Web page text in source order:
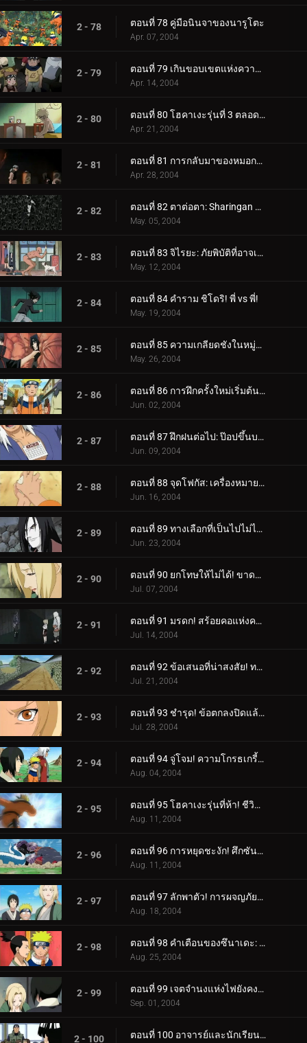
2 - 78 ตอนที่ 78 คู่มือนินจาของนารูโตะ
Apr. 07, 2004
2 - 79 ตอนที่ 79 เกินขอบเขตแห่งความมืดและแสงสว่าง
Apr. 14, 2004
2 - 80 ตอนที่ 80 โฮคาเงะรุ่นที่ 3 ตลอดกาล...
Apr. 21, 2004
2 - 81 ตอนที่ 81 การกลับมาของหมอกยามเช้า
Apr. 28, 2004
2 - 82 ตอนที่ 82 ตาต่อตา: Sharingan กับ Sharingan!
May. 05, 2004
2 - 83 ตอนที่ 83 จิไรยะ: ภัยพิบัติที่อาจเกิดขึ้นของนารูโตะ!
May. 12, 2004
2 - 84 ตอนที่ 84 คำราม ชิโดริ! พี่ vs พี่!
May. 19, 2004
2 - 85 ตอนที่ 85 ความเกลียดชังในหมู่อุจิวะ: คนสุดท้ายของเผ่า
May. 26, 2004
2 - 86 ตอนที่ 86 การฝึกครั้งใหม่เริ่มต้นขึ้น: ฉันจะเข้มแข็ง
Jun. 02, 2004
2 - 87 ตอนที่ 87 ฝึกฝนต่อไป: ป๊อปขึ้นบอลลูนน้ำ!
Jun. 09, 2004
2 - 88 ตอนที่ 88 จุดโฟกัส: เครื่องหมายของใบไม้
Jun. 16, 2004
2 - 89 ตอนที่ 89 ทางเลือกที่เป็นไปไม่ได้: ความเจ็บปวดในหัวใจของซึนาเดะ
Jun. 23, 2004
2 - 90 ตอนที่ 90 ยกโทษให้ไม่ได้! ขาดความเคารพโดยสิ้นเชิง!
Jul. 07, 2004
2 - 91 ตอนที่ 91 มรดก! สร้อยคอแห่งความตาย!
Jul. 14, 2004
2 - 92 ตอนที่ 92 ข้อเสนอที่น่าสงสัย! ทางเลือกของซึนาเดะ!
Jul. 21, 2004
2 - 93 ตอนที่ 93 ชำรุด! ข้อตกลงปิดแล้ว!
Jul. 28, 2004
2 - 94 ตอนที่ 94 จู่โจม! ความโกรธเกรี้ยวของ Rasengan!
Aug. 04, 2004
2 - 95 ตอนที่ 95 โฮคาเงะรุ่นที่ห้า! ชีวิตบนเส้น!
Aug. 11, 2004
2 - 96 ตอนที่ 96 การหยุดชะงัก! ศึกซันนิน!
Aug. 11, 2004
2 - 97 ตอนที่ 97 ลักพาตัว! การผจญภัยในบ่อน้ำพุร้อนของนารูโตะ!
Aug. 18, 2004
2 - 98 ตอนที่ 98 คำเตือนของซึนาเดะ: หมดนินจาแล้ว!
Aug. 25, 2004
2 - 99 ตอนที่ 99 เจตจำนงแห่งไฟยังคงเผาไหม้!
Sep. 01, 2004
2 - 100 ตอนที่ 100 อาจารย์และนักเรียน: สายสัมพันธ์ของชิโนบิ!